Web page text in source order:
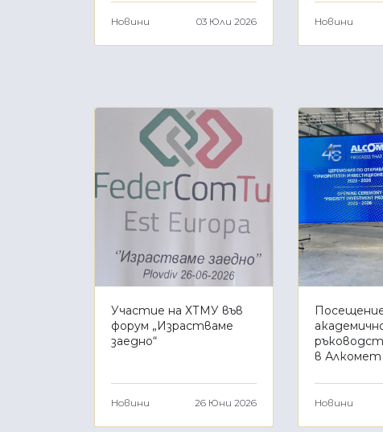
Новини 03 Юли 2026 Новини
Участие на ХТМУ във
форум „Израстваме
заедно“
Новини 26 Юни 2026
в
Новини